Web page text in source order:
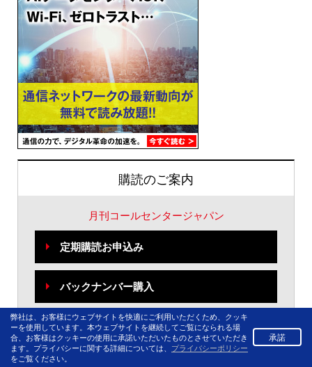
購読のご案内
月刊コールセンタージャパン
定期購読お申込み
バックナンバー購入
弊社は、お客様にウェブサイトを快適にご利用いただくため、クッキ
ーを使用しています。本ウェブサイトを継続してご覧になられる場
合、お客様はクッキーの使用に承諾いただいたものとさせていただき
ます。プライバシーに関する詳細については、 プライバシーポリシー
をご覧ください。
承諾